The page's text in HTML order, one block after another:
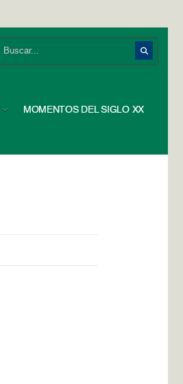
MOMENTOS DEL SIGLO XX